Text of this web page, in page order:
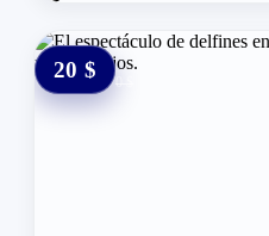
20 $ 0 $